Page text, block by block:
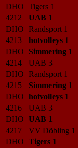
DHO Tigers 1
4212
UAB 1
DHO Randsport 1
4213
hotvolleys 1
DHO
Simmering 1
4214
UAB 3
DHO Randsport 1
4215
Simmering 1
DHO hotvolleys 1
4216
UAB 3
DHO UAB 1
4217
VV Döbling 1
DHO Tigers 1